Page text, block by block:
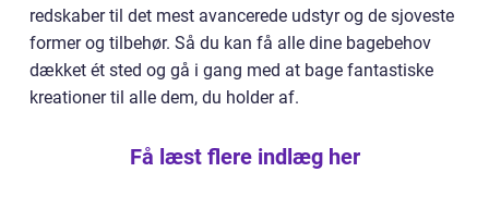
redskaber til det mest avancerede udstyr og de sjoveste
former og tilbehør. Så du kan få alle dine bagebehov
dækket ét sted og gå i gang med at bage fantastiske
kreationer til alle dem, du holder af.
Få læst flere indlæg her